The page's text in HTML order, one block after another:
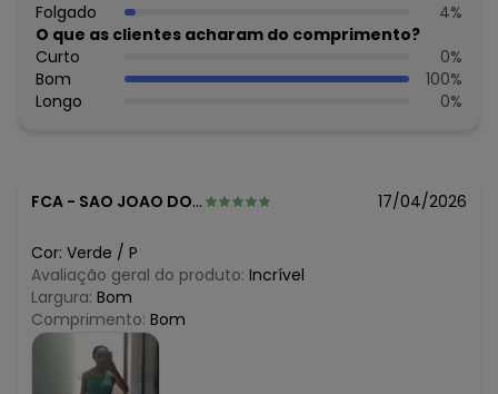
abril/2026 R$ 65,45
março/2026 R$ 65,45
fevereiro/2026 N/D*
Folgado
4%
O que as clientes acharam do comprimento?
Curto
0%
Bom
100%
Longo
0%
FCA - SAO JOAO DO PIAUI - PI 17/04/2026
Cor: Verde / P
Avaliação geral do produto: Incrível
Largura: Bom
Comprimento: Bom